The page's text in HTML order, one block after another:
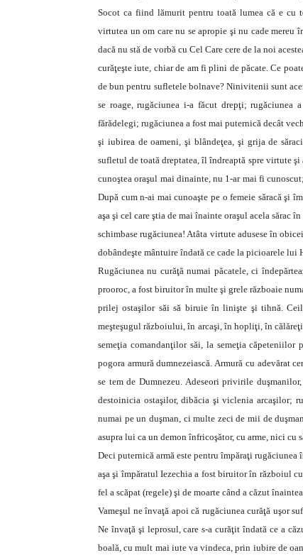
Socot ca fiind lămurit pentru toată lumea că e cu
virtutea un om care nu se apropie şi nu cade
dacă nu stă de vorbă cu Cel Care cere de la noi
curăţeşte iute, chiar de am fi plini de păcate. Ce
de bun pentru sufletele bolnave? Ninivitenii sunt
se roage, rugăciunea i-a făcut drepţi;
fărădelegi; rugăciunea a fost mai puternică decât
şi iubirea de oameni, şi blândeţea, şi grija de
sufletul de toată dreptatea, îl îndreaptă spre virtute
cunoştea oraşul mai dinainte, nu 1-ar mai fi
După cum n-ai mai cunoaşte pe o femeie săracă şi
aşa şi cel care ştia de mai înainte oraşul acela
schimbase rugăciunea! Atâta virtute adusese în
dobândeşte mântuire îndată ce cade la picioarele lui
Rugăciunea nu curăţă numai păcatele, ci
prooroc, a fost biruitor în multe şi grele războaie
prilej ostaşilor săi să biruie în linişte şi tihnă.
meşteşugul războiului, în arcaşi, în hopliţi, în
semeţia comandanţilor săi, la semeţia
pogora armură dumnezeiască. Armură cu adevărat
se tem de Dumnezeu. Adeseori privirile
destoinicia ostaşilor, dibăcia şi viclenia arcaşilor;
numai pe un duşman, ci multe zeci de mii de
asupra lui ca un demon înfricoşător, cu arme, nici cu
Deci puternică armă este pentru împăraţi
aşa şi împăratul Iezechia a fost biruitor în războiul
fel a scăpat (regele) şi de moarte când a căzut
Vameşul ne învaţă apoi că rugăciunea curăţă uşor
Ne învaţă şi leprosul, care s-a curăţit îndată ce a
boală, cu mult mai iute va vindeca, prin iubire de